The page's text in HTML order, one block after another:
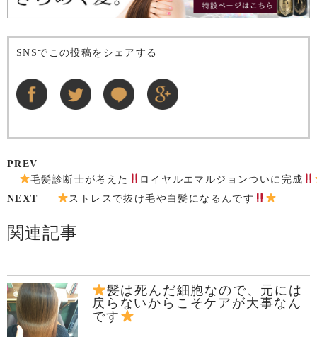
SNSでこの投稿をシェアする
PREV
毛髪診断士が考えた
ロイヤルエマルジョンついに完成
NEXT
ストレスで抜け毛や白髪になるんです
関連記事
髪は死んだ細胞なので、元には
戻らないからこそケアが大事なん
です